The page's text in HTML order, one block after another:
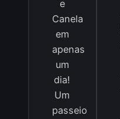
e
Canela
em
apenas
um
dia!
Um
passeio